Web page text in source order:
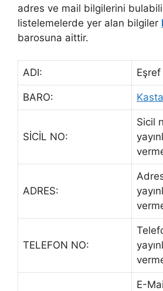
adres ve mail bilgilerini
listelemelerde yer alan bilgiler
barosuna aittir.
ADI:
BARO:
SİCİL NO:
Sicil
ADRES:
TELEFON NO:
E-